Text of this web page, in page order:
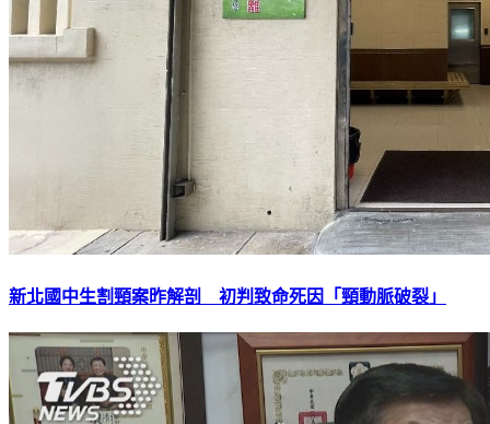
新北國中生割頸案昨解剖 初判致命死因「頸動脈破裂」